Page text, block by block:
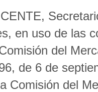
en uso de las
del
de 6 de
Comisión del